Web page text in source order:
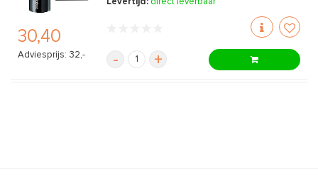
30,40
Adviesprijs: 32,- - +